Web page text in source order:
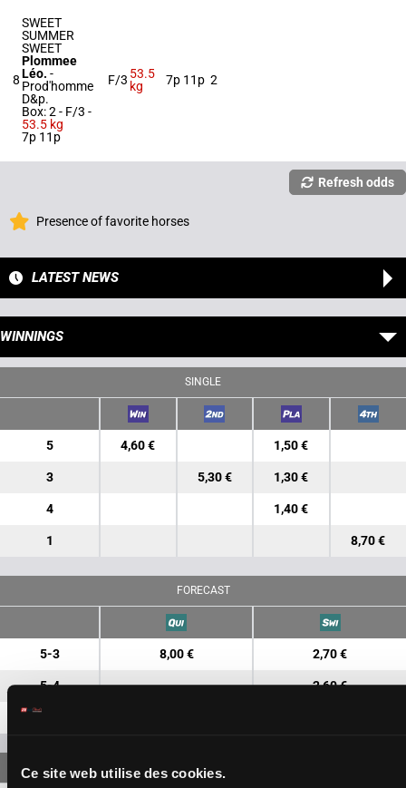
Ce site web utilise des cookies.
8
SWEET
SUMMER
SWEET
Plommee
Léo. -
Prod'homme
D&p.
Box: 2 - F/3 -
53.5 kg
7p 11p
F/3 53.5
kg
7p 11p 2
Refresh odds
Presence of favorite horses
LATEST NEWS
WINNINGS
SINGLE
5 4,60 € 1,50 €
3 5,30 € 1,30 €
4 1,40 €
1 8,70 €
FORECAST
5-3 8,00 € 2,70 €
5-4 2,60 €
3-4